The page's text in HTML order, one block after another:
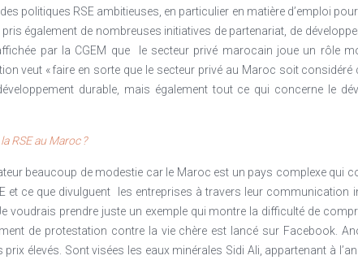
politiques RSE ambitieuses, en particulier en matière d’emploi
également de nombreuses initiatives de partenariat, de
par la CGEM que
le secteur privé marocain joue un rôle
veut « faire en sorte que le secteur privé au Maroc soit
durable, mais également tout ce qui concerne le
RSE au Maroc ?
beaucoup de modestie car le Maroc est un pays complexe qui
et ce que divulguent
les entreprises à travers leur communication
voudrais prendre juste un exemple qui montre la difficulté de
de protestation contre la vie chère est lancé sur Facebook.
élevés. Sont visées les eaux minérales Sidi Ali, appartenant à